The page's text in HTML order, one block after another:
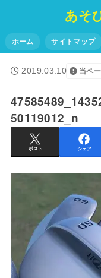
あそ
ホーム サイトマップ
2019.03.10 当ペ
50119012_n
ポスト シェア